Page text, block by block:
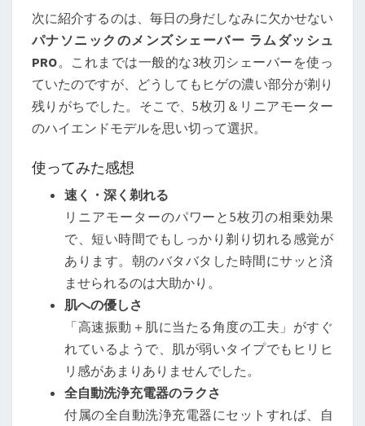
次に紹介するのは、毎日の身だしなみに欠かせない
パナソニックのメンズシェーバー ラムダッシュ
PRO。これまでは一般的な3枚刃シェーバーを使っ
ていたのですが、どうしてもヒゲの濃い部分が剃り
残りがちでした。そこで、5枚刃＆リニアモーター
のハイエンドモデルを思い切って選択。
使ってみた感想
速く・深く剃れる
リニアモーターのパワーと5枚刃の相乗効果
で、短い時間でもしっかり剃り切れる感覚が
あります。朝のバタバタした時間にサッと済
ませられるのは大助かり。
肌への優しさ
「高速振動＋肌に当たる角度の工夫」がすぐ
れているようで、肌が弱いタイプでもヒリヒ
リ感があまりありませんでした。
全自動洗浄充電器のラクさ
付属の全自動洗浄充電器にセットすれば、自